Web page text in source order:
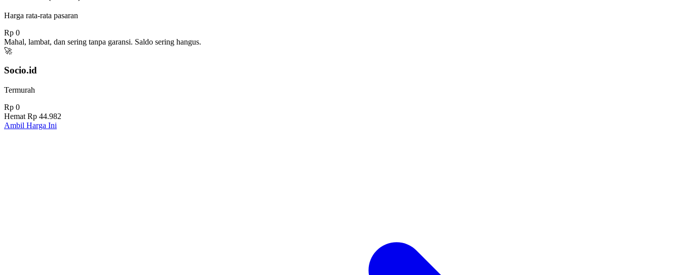
Harga rata-rata pasaran
Rp 0
Mahal, lambat, dan sering tanpa garansi. Saldo sering hangus.
🚀
Socio.id
Termurah
Rp 0
Hemat Rp 44.982
Ambil Harga Ini